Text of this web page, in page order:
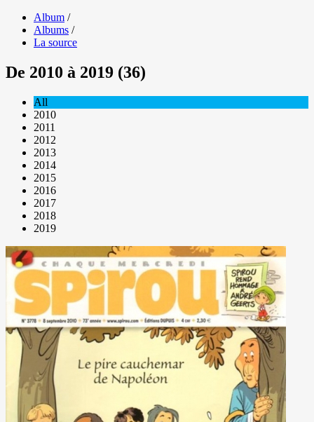
Album /
Albums /
La source
De 2010 à 2019 (36)
All
2010
2011
2012
2013
2014
2015
2016
2017
2018
2019